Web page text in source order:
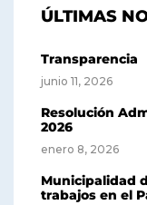
ÚLTIMAS
Transparencia
junio 11, 2026
Resolución
2026
enero 8, 2026
Municipalidad
trabajos en el